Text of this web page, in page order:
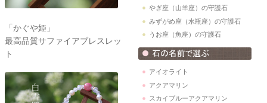
「かぐや姫」
最高品質サファイアブレスレッ
ト
やぎ座（山羊座）の守護石
みずがめ座（水瓶座）の守護石
うお座（魚座）の守護石
アイオライト
アクアマリン
スカイブルーアクアマリン